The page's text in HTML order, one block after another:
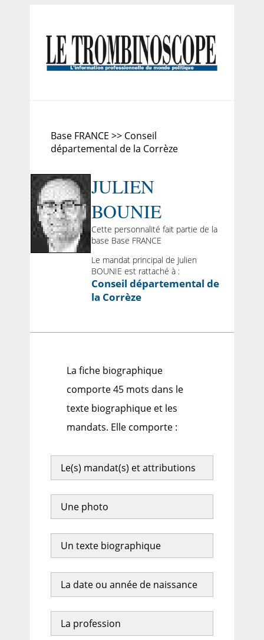
Base FRANCE >> Conseil
départemental de la Corrèze
JULIEN
BOUNIE
Cette personnalité fait partie de la
base Base FRANCE
Le mandat principal de Julien
BOUNIE est rattaché à :
Conseil départemental de
la Corrèze
La fiche biographique
comporte 45 mots dans le
texte biographique et les
mandats. Elle comporte :
Le(s) mandat(s) et attributions
Une photo
Un texte biographique
La date ou année de naissance
La profession